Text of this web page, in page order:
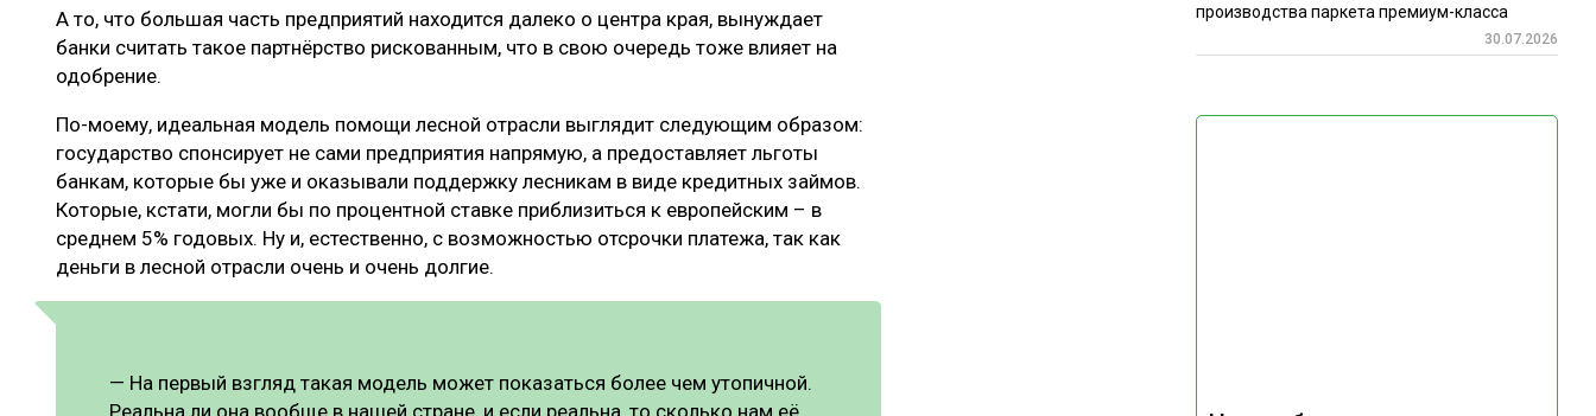
А то, что большая часть предприятий находится далеко о центра края, вынуждает
банки считать такое партнёрство рискованным, что в свою очередь тоже влияет на
одобрение.
По-моему, идеальная модель помощи лесной отрасли выглядит следующим образом:
государство спонсирует не сами предприятия напрямую, а предоставляет льготы
банкам, которые бы уже и оказывали поддержку лесникам в виде кредитных займов.
Которые, кстати, могли бы по процентной ставке приблизиться к европейским – в
среднем 5% годовых. Ну и, естественно, с возможностью отсрочки платежа, так как
деньги в лесной отрасли очень и очень долгие.
— На первый взгляд такая модель может показаться более чем утопичной.
производства паркета премиум-класса
30.07.2026